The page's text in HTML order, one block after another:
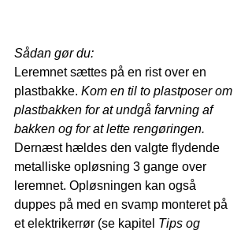
Sådan gør du:
Leremnet sættes på en rist over en
plastbakke. Kom en til to plastposer om
plastbakken for at undgå farvning af
bakken og for at lette rengøringen.
Dernæst hældes den valgte flydende
metalliske opløsning 3 gange over
leremnet. Opløsningen kan også
duppes på med en svamp monteret på
et elektrikerrør (se kapitel Tips og